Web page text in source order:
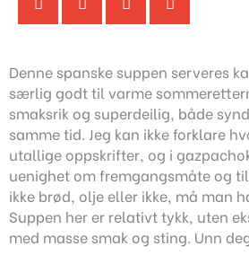
Denne spanske suppen serveres
særlig godt til varme
smaksrik og superdeilig, både
samme tid. Jeg kan ikke forklare
utallige oppskrifter, og i
uenighet om fremgangsmåte og
ikke brød, olje eller ikke, må man
Suppen her er relativt tykk, uten
med masse smak og sting. Unn